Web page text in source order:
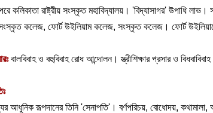
কলিকাতা রাষ্ট্রীয় সংস্কৃত মহাবিদ্যালয়। 'বিদ্যাসাগর' উপাধি লাভ।
কলেজ, ফোর্ট উইলিয়াম কলেজ, সংস্কৃত কলেজ। ফোর্ট
বালবিবাহ ও বহুবিবাহ রোধ আন্দোলন। স্ত্রীশিক্ষার প্রসার ও
আধুনিক রূপদানের তিনি 'সেনাপতি'। বর্ণপরিচয়, বোধোদয়, কথামালা,